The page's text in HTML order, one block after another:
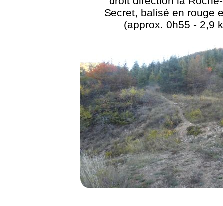
Secret, balisé en rouge
(approx. 0h55 - 2,9